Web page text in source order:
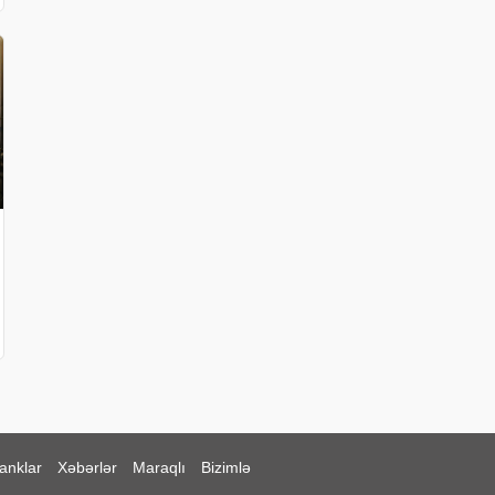
Xəbərlər Maraqlı
Bizimlə